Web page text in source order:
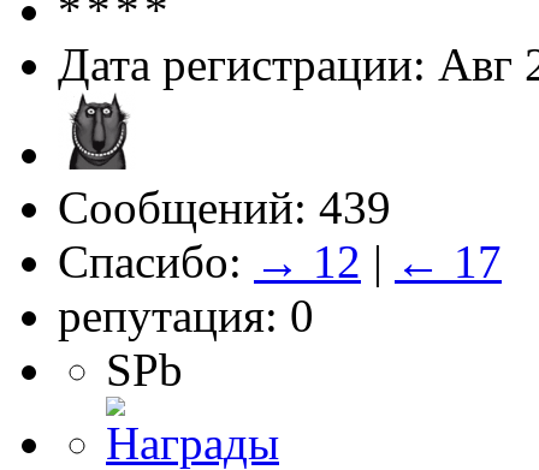
Дата регистрации: Авг
Сообщений: 439
Спасибо: → 12 | ← 17
репутация: 0
SPb